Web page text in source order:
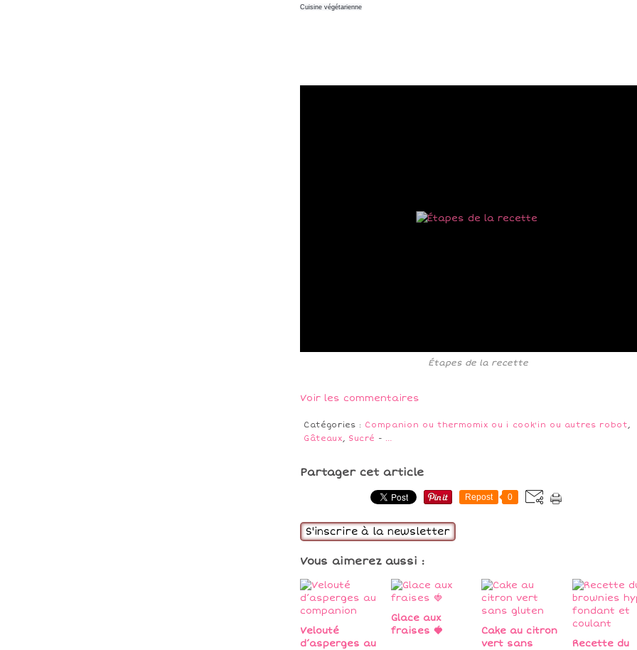
Cuisine végétarienne
Étapes de la recette
Voir les commentaires
Catégories : Companion ou thermomix ou i cook'in ou autres robot,
Gâteaux, Sucré - …
Partager cet article
Repost 0
S'inscrire à la newsletter
Vous aimerez aussi :
Velouté
d’asperges au
Glace aux
fraises 🍓
Cake au citron
vert sans
Recette du